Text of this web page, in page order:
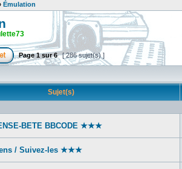
Émulation
Page1sur6 [ 286 sujet(s) ]
Sujet(s)
BETE BBCODE ★★★
/ Suivez-les ★★★